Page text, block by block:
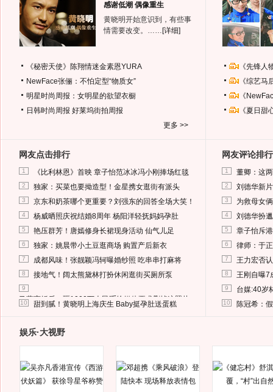
感谢低潮 偶像重生
黄晓明开始意识到，有些事
情需要改变。…… [详细]
《秘密天使》陈翔情迷金素恩YURA
NewFace张俪：不怕定型“物质女”
明星时尚周报：女明星的欲望衣橱
日韩时尚周报 好莱坞街拍周报
更多 >>
《先锋
《综艺
《
《夏日
网友点击排行
1 《比利林恩》首映 章子怡范冰冰冯小刚捧场红毯
2 独家：买菜也要拗造型！金星携女逛街有派头
3 京东和奶茶哪个更重要？刘强东的回答全场大笑！
4 杨威晒照庆祝结婚8周年 杨阳洋轻抚妈妈孕肚
5 艳压群芳！唐嫣修身长裙现身活动 仙气儿足
6 独家：姚晨带小土豆逛商场 购置产后新衣
7 成都风味！张靓颖冯轲曝婚纱照 吃串串打麻将
8 接地气！阔太熊黛林打扮休闲逛街买厕所泵
9
马蓉离婚后，砸1000万人民币给媒体要求删掉这照片
10 甜到腻！黄晓明上海庆生 Baby挺孕肚送蛋糕
网友评论排行
1 董卿：这
2 刘德华新
3 为救母女
4 刘德华扮
5 章子怡斥
6 律师：于
7 王力宏否
8 王刚自曝7
9 台媒:40岁
10 陈冠希：
娱乐·大视野